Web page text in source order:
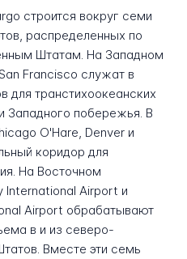
строится вокруг семи
распределенных по
Штатам. На Западном
Francisco служат в
для транстихоокеанских
Западного побережья. В
O'Hare, Denver и
коридор для
На Восточном
Airport и
Airport обрабатывают
в и из северо-
Вместе эти семь